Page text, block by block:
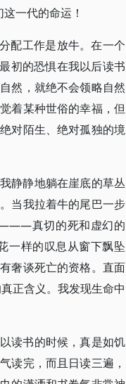
一代的命运！
配工作是放牛。在一个
初的恐惧在我以后读书
然，就绝不会领略自然
着某种世俗的幸福，但
对陌生、绝对孤独的境
静静地躺在崖底的草丛
当我拉着牛的尾巴一步
———真切的死和虚幻的
一样的叹息从窗下飘坠
奢谈死亡的资格。直面
正含义。我发现生命中
读书的时候，真是如饥
读完，而且日读三遍，